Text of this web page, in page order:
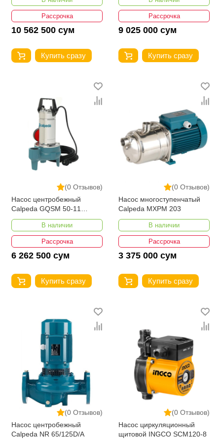
Рассрочка
10 562 500 сум
Купить сразу
Рассрочка
9 025 000 сум
Купить сразу
(0 Отзывов)
Насос центробежный
Calpeda GQSM 50-11
V.230/50
В наличии
Рассрочка
6 262 500 сум
Купить сразу
(0 Отзывов)
Насос многоступенчатый
Calpeda MXPM 203
В наличии
Рассрочка
3 375 000 сум
Купить сразу
(0 Отзывов)
Насос центробежный
Calpeda NR 65/125D/A
(0 Отзывов)
Насос циркуляционный
щитовой INGCO SCM120-8